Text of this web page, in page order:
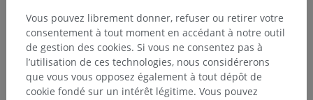
Vous pouvez librement donner, refuser ou retirer votre
consentement à tout moment en accédant à notre outil
de gestion des cookies. Si vous ne consentez pas à
l’utilisation de ces technologies, nous considérerons
que vous vous opposez également à tout dépôt de
cookie fondé sur un intérêt légitime. Vous pouvez